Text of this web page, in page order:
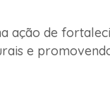
ação de
e